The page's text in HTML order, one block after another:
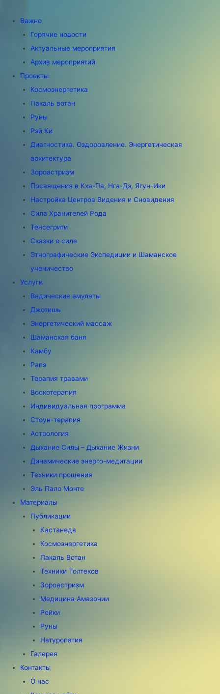
Важно
Горячие новости
Актуальные мероприятия
Архив мероприятий
Проекты
Космоэнергетика
Пакаль вотан
Руны
Рэй Ки
Диагностика. Оздоровление. Энергетическая
архитектура
Зороастризм
Посвящения в Кха-Па, Нга-Дэ, Ягун-Ики
Настройка Центров Видения и Сновидения
Сила Хранителей Рода
Тенсегрити
Сказки о силе
Этнографические Экспедиции и Шаманское
ученичество
Услуги
Ведические амулеты
Джотишь
Энергетический массаж
Шаманская баня
Камбу
Рапэ
Терапия травами
Воскотерапия
Индивидуальная программа
Стоун-терапия
Астрология
Дыхание Силы – Дыхание Жизни
Динамические энерго-медитации
Техники прощения
Эль Пало Монте
Материалы
Публикации
Кастанеда
Космоэнергетика
Пакаль Вотан
Техники Толтеков
Зороастризм
Медицина Амазонии
Рейки
Руны
Натуропатия
Галерея
Контакты
О нас